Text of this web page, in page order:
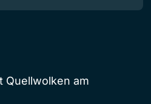
Quellwolken am